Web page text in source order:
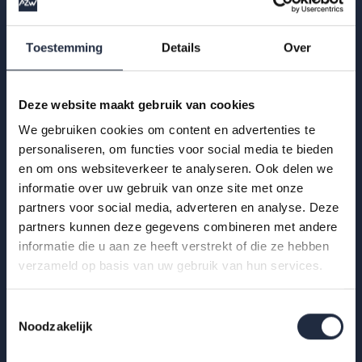
Toestemming Details Over
Deze website maakt gebruik van cookies
We gebruiken cookies om content en advertenties te
personaliseren, om functies voor social media te bieden
en om ons websiteverkeer te analyseren. Ook delen we
informatie over uw gebruik van onze site met onze
partners voor social media, adverteren en analyse. Deze
partners kunnen deze gegevens combineren met andere
informatie die u aan ze heeft verstrekt of die ze hebben
verzameld op basis van uw gebruik van hun services.
Noodzakelijk
Bekijk de infographic met kerncijfers 2025.
29 okt 2025